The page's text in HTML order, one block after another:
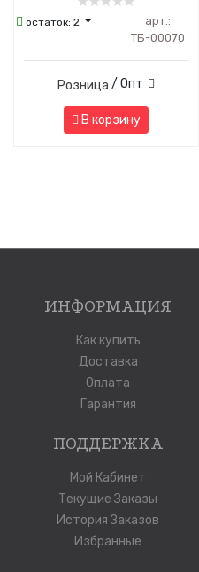
остаток:2
арт.:
ТБ-00070
Розница / Опт
В корзину
ИНФОРМАЦИЯ
Как купить
Доставка
Оплата
Гарантия
ПОДДЕРЖКА
Мой Кабинет
Текущие Заказы
История Заказов
Избранные